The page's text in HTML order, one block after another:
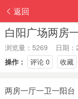
返回
白阳广场两房
浏览量：5269 日期：
操作：
评论 0 收藏
两房一厅一卫一阳